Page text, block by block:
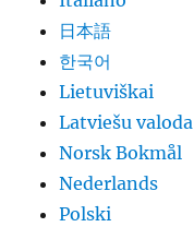
日本語
한국어
Lietuviškai
Latviešu valoda
Norsk Bokmål
Nederlands
Polski